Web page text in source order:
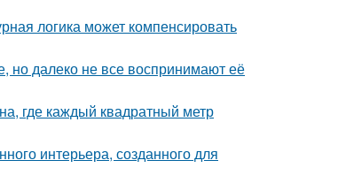
логика может компенсировать
но далеко не все воспринимают её
где каждый квадратный метр
интерьера, созданного для